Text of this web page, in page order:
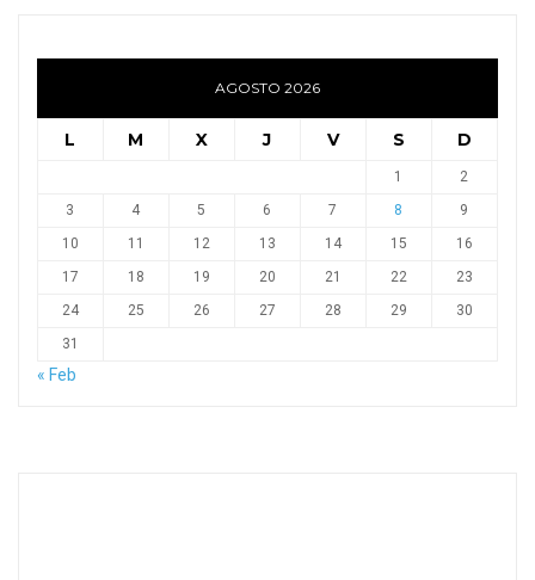
AGOSTO 2026
L M X J V S D
1
2
3
4 5 6 7 8
9
10
11 12 13 14 15
16
17
18 19 20 21 22
23
24
25 26 27 28 29
30
31
« Feb